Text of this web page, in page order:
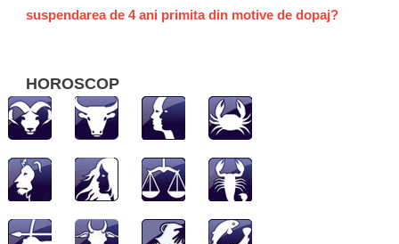
suspendarea de 4 ani primita din motive de dopaj?
HOROSCOP